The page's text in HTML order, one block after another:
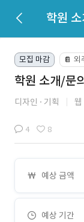
학원
모집 마감 📔 외
학원 소개/문
디자인 기획 웹
4 8
예상 금액
예상 기간